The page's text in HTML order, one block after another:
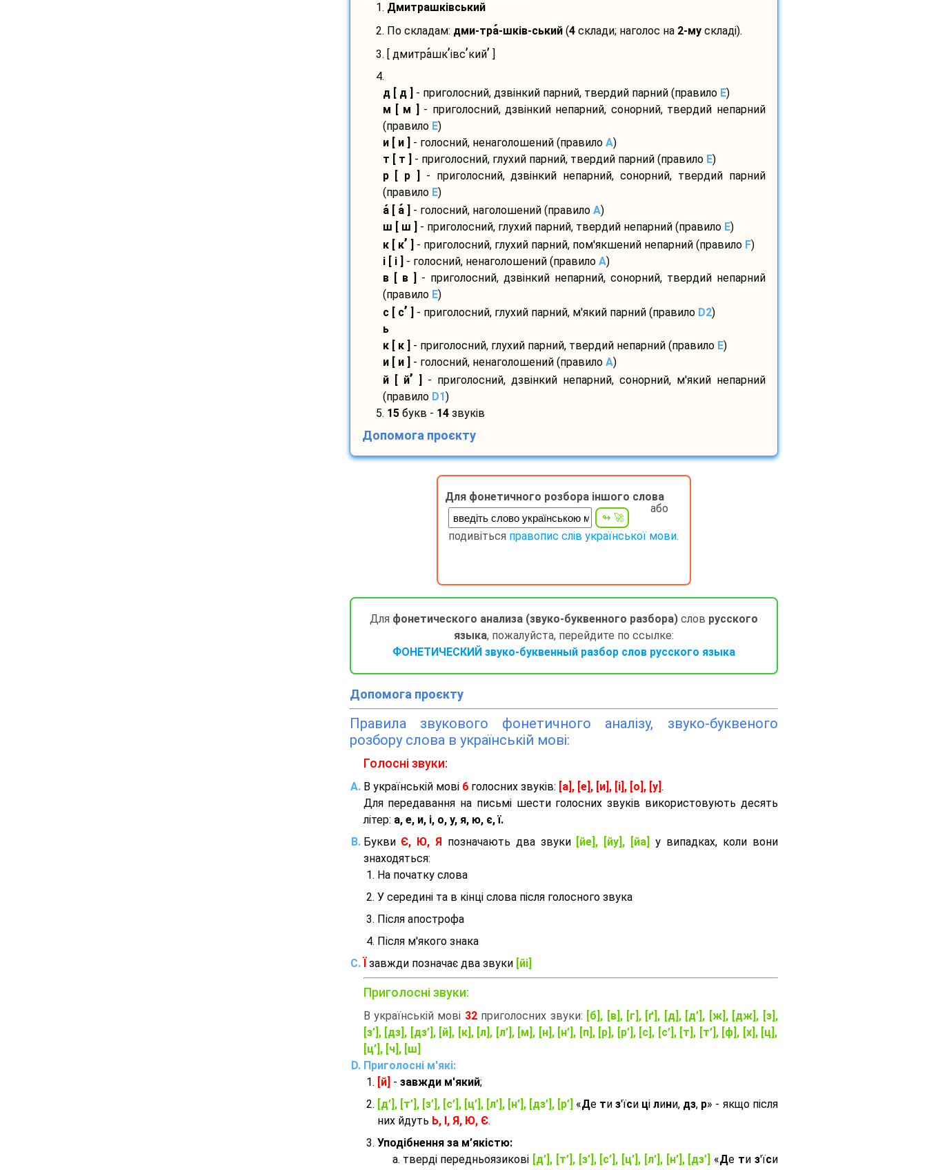
1. Дмитрашківський
2. По складам: дми-тра-шків-ський(4склади; наголос на 2-мускладі).
3. [ дмитрашк’івс’кий’
4.
д [ д ]
- приголосний, дзвінкий парний, твердий парний (правило E)
м [ м ]
- приголосний, дзвінкий непарний, сонорний, твердий непарний
(правило E)
и [ и ]
- голосний, ненаголошений (правило A)
т [ т ]
- приголосний, глухий парний, твердий парний (правило E)
р [ р ]
- приголосний, дзвінкий непарний, сонорний, твердий парний
(правило E)
а[ а] - голосний, наголошений (правило A)
ш [ ш ]
- приголосний, глухий парний, твердий непарний (правило E)
к [ к’ - приголосний, глухий парний, пом'якшений непарний (правило F)
і [ і ]
- голосний, ненаголошений (правило A)
в [ в ]
- приголосний, дзвінкий непарний, сонорний, твердий непарний
(правило E)
с [ с’ - приголосний, глухий парний, м'який парний (правило D2)
ь
к [ к ]
- приголосний, глухий парний, твердий непарний (правило E)
и [ и ]
- голосний, ненаголошений (правило A)
й [ й’
- приголосний, дзвінкий непарний, сонорний, м'який непарний
(правило D1)
5. 15букв - 14звуків
Допомога проєкту
Для фонетичного розбора іншого слова
або
подивіться правопис слів української мови.
Для фонетического анализа (звуко-буквенного разбора)слов русского
языка, пожалуйста, перейдите по ссылке:
ФОНЕТИЧЕСКИЙ звуко-буквенный разбор слов русского языка
Допомога проєкту
Правила звукового фонетичного аналізу, звуко-буквеного
розбору слова в українській мові:
Голосні звуки:
В українській мові 6голосних звуків: [а], [е], [и], [і], [о], [у] .
Для передавання на письмі шести голосних звуків використовують десять
літер: а, е, и, і, о, у, я, ю, є, ї.
Букви Є, Ю, Я позначають два звуки [йе], [йу], [йа]
у випадках, коли вони
знаходяться:
На початку слова
У середині та в кінці слова після голосного звука
Після апострофа
Після м'якого знака
завжди позначає два звуки [йі]
Приголосні звуки:
В українській мові 32приголосних звуки:
[б], [в], [г], [ґ], [д], [д’], [ж], [дж], [з],
[з’], [дз], [дз’], [й], [к], [л], [л’], [м], [н], [н’], [п], [р], [р’], [с], [с’], [т], [т’], [ф], [х], [ц],
[ц’], [ч], [ш]
Приголосні м'які:
[й] - завжди м'який;
[д’], [т’], [з’], [с’], [ц’], [л’], [н’], [дз’], [р’] «Де тиз'їси цілини, дз, р» - якщо після
них йдуть Ь, І, Я, Ю, Є.
Уподібнення за м’якістю:
тверді передньоязикові [д’], [т’], [з’], [с’], [ц’], [л’], [н’], [дз’] «Де ти з'їси